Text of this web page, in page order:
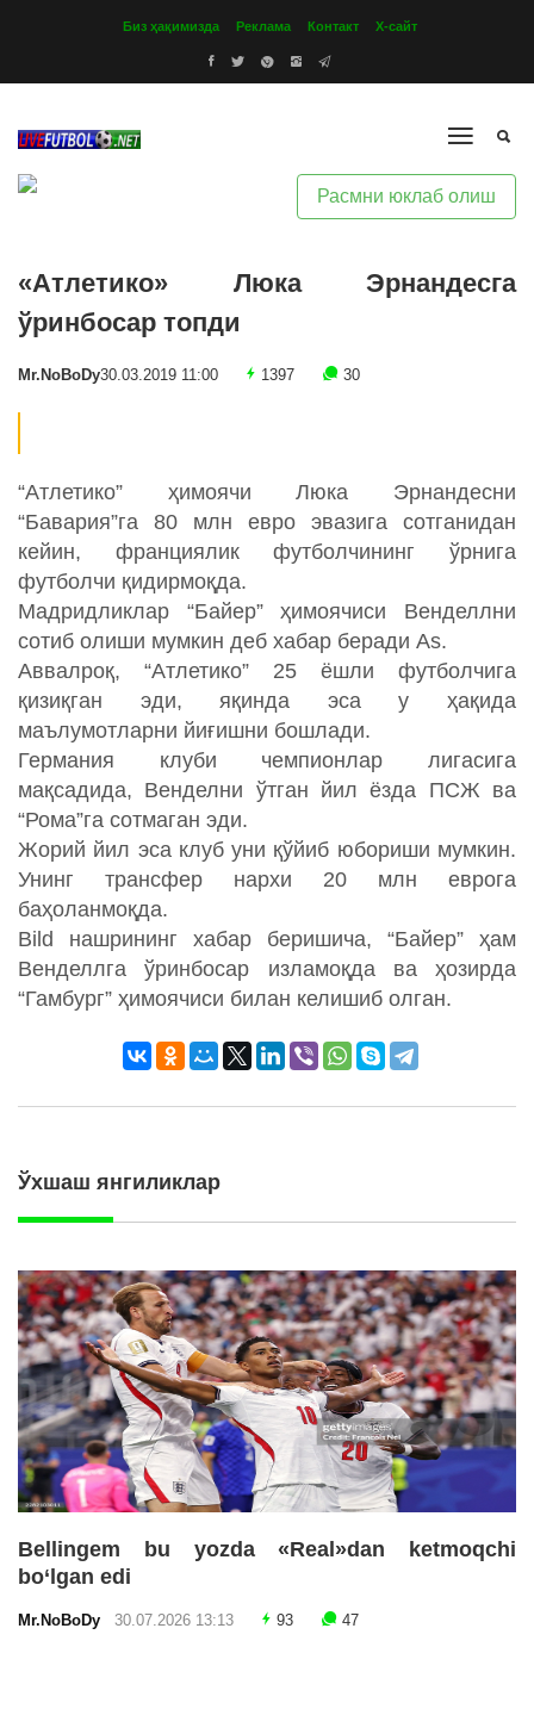
Биз ҳақимизда Реклама Контакт Х-сайт
Расмни юклаб олиш
«Атлетико» Люка Эрнандесга
ўринбосар топди
Mr.NoBoDy30.03.2019 11:00 1397 30
“Атлетико” ҳимоячи Люка Эрнандесни
“Бавария”га 80 млн евро эвазига сотганидан
кейин, франциялик футболчининг ўрнига
футболчи қидирмоқда.
Мадридликлар “Байер” ҳимоячиси Венделлни
сотиб олиши мумкин деб хабар беради As.
Аввалроқ, “Атлетико” 25 ёшли футболчига
қизиқган эди, яқинда эса у ҳақида
маълумотларни йиғишни бошлади.
Германия клуби чемпионлар лигасига
мақсадида, Венделни ўтган йил ёзда ПСЖ ва
“Рома”га сотмаган эди.
Жорий йил эса клуб уни қўйиб юбориши мумкин.
Унинг трансфер нархи 20 млн еврога
баҳоланмоқда.
Bild нашрининг хабар беришича, “Байер” ҳам
Венделлга ўринбосар изламоқда ва ҳозирда
“Гамбург” ҳимоячиси билан келишиб олган.
Ўхшаш янгиликлар
Bellingem bu yozda «Real»dan ketmoqchi
bo‘lgan edi
Mr.NoBoDy 30.07.2026 13:13 93 47